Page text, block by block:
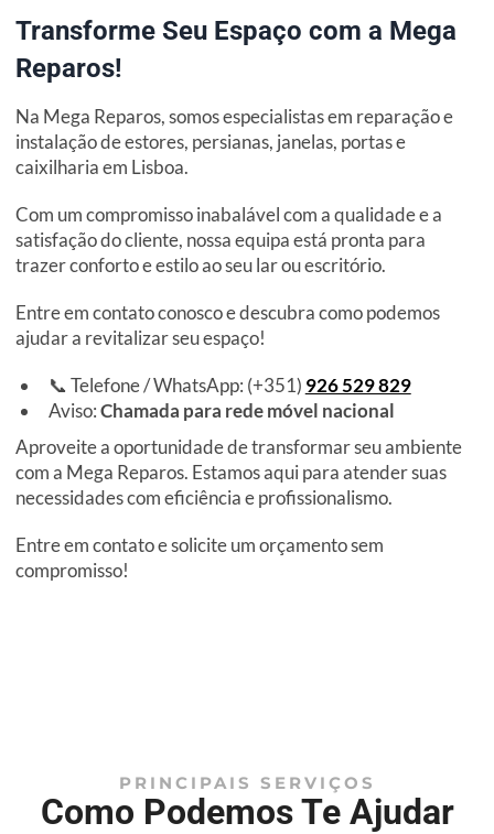
Transforme Seu Espaço com a Mega
Reparos!
Na Mega Reparos, somos especialistas em reparação e
instalação de estores, persianas, janelas, portas e
caixilharia em Lisboa.
Com um compromisso inabalável com a qualidade e a
satisfação do cliente, nossa equipa está pronta para
trazer conforto e estilo ao seu lar ou escritório.
Entre em contato conosco e descubra como podemos
ajudar a revitalizar seu espaço!
📞 Telefone / WhatsApp: (+351) 926 529 829
Aviso:Chamada para rede móvel nacional
Aproveite a oportunidade de transformar seu ambiente
com a Mega Reparos. Estamos aqui para atender suas
necessidades com eficiência e profissionalismo.
Entre em contato e solicite um orçamento sem
compromisso!
PRINCIPAIS SERVIÇOS
Como Podemos Te Ajudar